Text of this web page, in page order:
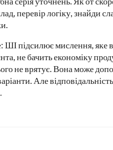
перевір логіку, знайди
ШІ підсилює мислення, яке
не бачить економіку
не врятує. Вона може
Але